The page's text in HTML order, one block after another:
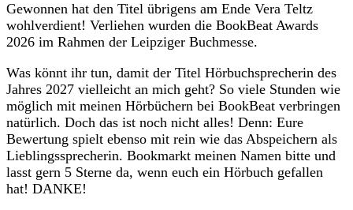
Gewonnen hat den Titel übrigens am Ende Vera Teltz
wohlverdient! Verliehen wurden die BookBeat Awards
2026 im Rahmen der Leipziger Buchmesse.
Was könnt ihr tun, damit der Titel Hörbuchsprecherin des
Jahres 2027 vielleicht an mich geht? So viele Stunden wie
möglich mit meinen Hörbüchern bei BookBeat verbringen
natürlich. Doch das ist noch nicht alles! Denn: Eure
Bewertung spielt ebenso mit rein wie das Abspeichern als
Lieblingssprecherin. Bookmarkt meinen Namen bitte und
lasst gern 5 Sterne da, wenn euch ein Hörbuch gefallen
hat! DANKE!